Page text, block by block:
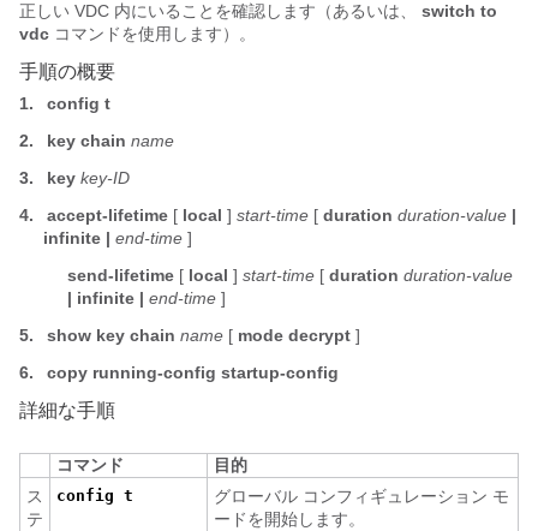
正しい VDC 内にいることを確認します（あるいは、
switch to
vdc コマンドを使用します）。
手順の概要
1.
config t
2.
key chain name
3.
key key-ID
4.
accept-lifetime [ local ] start-time [ duration duration-value |
infinite | end-time ]
send-lifetime [ local ] start-time [ duration duration-value
| infinite | end-time ]
5.
show key chain name [ mode decrypt ]
6.
copy running-config startup-config
詳細な手順
コマンド
目的
ス
テ
config t
グローバル コンフィギュレーション モ
ードを開始します。